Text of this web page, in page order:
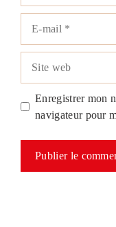
Enregistrer mon
navigateur pour